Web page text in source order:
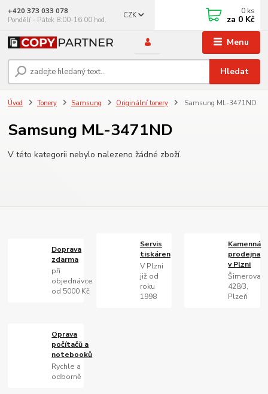
Menu
CZK
Hledat
+420 373 033 078
Pondělí - Pátek 8:00-16:00 hod.
0 ks
za 0 Kč
Úvod Tonery Samsung Originální tonery Samsung ML-3471ND
Samsung ML-3471ND
V této kategorii nebylo nalezeno žádné zboží.
Doprava
zdarma
při
objednávce
od 5000 Kč
Servis
tiskáren
V Plzni
již od
roku
1998
Kamenná
prodejna
v Plzni
Šimerova
428/3,
Plzeň
Oprava
počítačů a
notebooků
Rychle a
odborně